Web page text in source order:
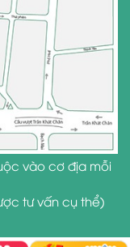
vào cơ địa mỗi
tư vấn cụ thể)